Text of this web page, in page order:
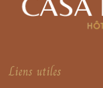
Liens utiles